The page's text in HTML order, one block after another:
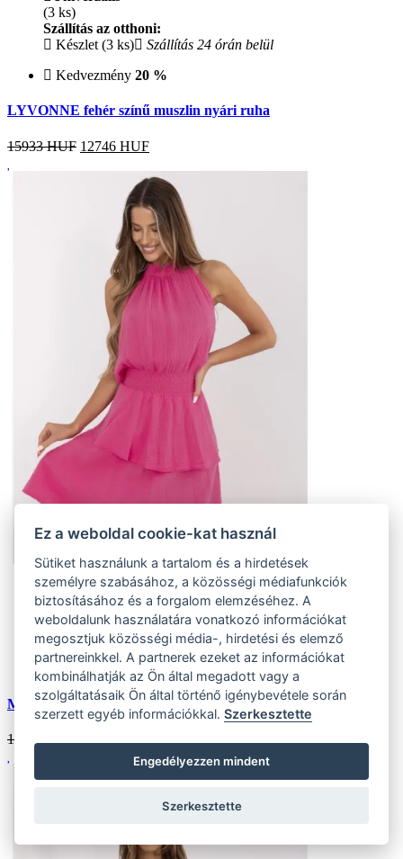
(3 ks)
Szállítás az otthoni:
Készlet (3 ks)
Szállítás 24 órán belül
Kedvezmény 20 %
LYVONNE fehér színű muszlin nyári ruha
15933 HUF 12746 HUF
Univerzális
(2 ks)
Szállítás az otthoni:
Készlet (2 ks) Szállítás 24 órán belül
Kedvezmény
20 %
Muszlin ruha gumival a derekán fukszia
12784 HUF
Ez a weboldal cookie-kat használ
Sütiket használunk a tartalom és a hirdetések
személyre szabásához, a közösségi médiafunkciók
biztosításához és a forgalom elemzéséhez. A
weboldalunk használatára vonatkozó információkat
megosztjuk közösségi média-, hirdetési és elemző
partnereinkkel. A partnerek ezeket az információkat
kombinálhatják az Ön által megadott vagy a
szolgáltatásaik Ön által történő igénybevétele során
szerzett egyéb információkkal.Szerkesztette
Engedélyezzen mindent
Szerkesztette